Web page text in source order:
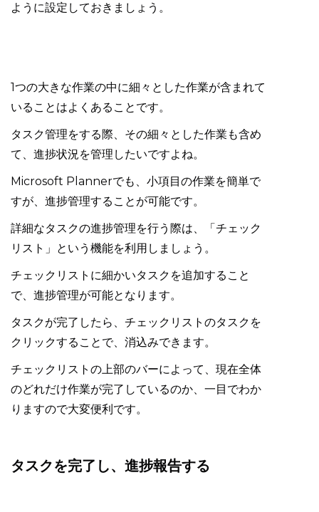
ように設定しておきましょう。
1つの大きな作業の中に細々とした作業が含まれて
いることはよくあることです。
タスク管理をする際、その細々とした作業も含め
て、進捗状況を管理したいですよね。
Microsoft Plannerでも、小項目の作業を簡単で
すが、進捗管理することが可能です。
詳細なタスクの進捗管理を行う際は、「チェック
リスト」という機能を利用しましょう。
チェックリストに細かいタスクを追加すること
で、進捗管理が可能となります。
タスクが完了したら、チェックリストのタスクを
クリックすることで、消込みできます。
チェックリストの上部のバーによって、現在全体
のどれだけ作業が完了しているのか、一目でわか
りますので大変便利です。
タスクを完了し、進捗報告する